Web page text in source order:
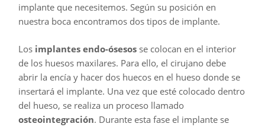
implante que necesitemos. Según su posición en
nuestra boca encontramos dos tipos de implante.
Los implantes endo-ósesosse colocan en el interior
de los huesos maxilares. Para ello, el cirujano debe
abrir la encía y hacer dos huecos en el hueso donde se
insertará el implante. Una vez que esté colocado dentro
del hueso, se realiza un proceso llamado
osteointegración. Durante esta fase el implante se